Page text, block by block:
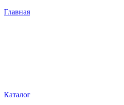
Главная
Каталог